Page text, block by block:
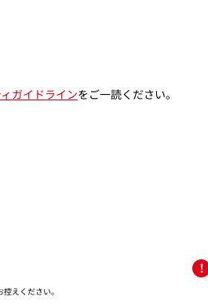
ガイドラインをご一読ください。
えください。​